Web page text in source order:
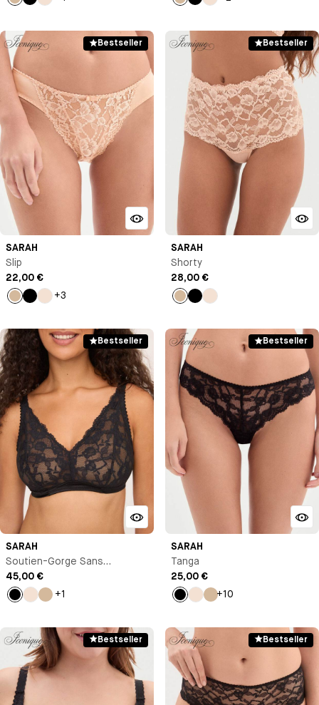
BeigeNoirMilk BeigeNoirMilk
Bestseller
SARAH
Slip
22,00 €
+3
Bestseller
SARAH
Shorty
28,00 €
Bestseller
SARAH
Soutien-Gorge Sans
Armature
45,00 €
NoirMilk
+1
Bestseller
SARAH
Tanga
25,00 €
NoirMilk
+10
Bestseller Bestseller